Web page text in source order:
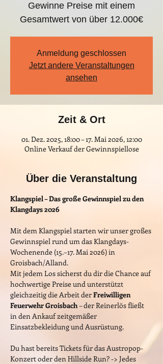
Gewinne Preise mit einem
Gesamtwert von über 12.000€
Anmeldung geschlossen
Jetzt andere Veranstaltungen
ansehen
Zeit & Ort
01. Dez. 2025, 18:00 – 17. Mai 2026, 12:00
Online Verkauf der Gewinnspiellose
Über die Veranstaltung
Klangspiel – Das große Gewinnspiel zu den
Klangdays 2026
Mit dem Klangspiel starten wir unser großes
Gewinnspiel rund um das Klangdays-
Wochenende (15.–17. Mai 2026) in
Groisbach/Alland.
Mit jedem Los sicherst du dir die Chance auf
hochwertige Preise und unterstützt
gleichzeitig die Arbeit der Freiwilligen
Feuerwehr Groisbach – der Reinerlös fließt
in den Ankauf zeitgemäßer
Einsatzbekleidung und Ausrüstung.
Du hast bereits Tickets für das Austropop-
Konzert oder den Hillside Run? -> Jedes